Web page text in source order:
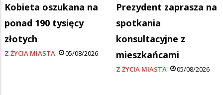
Kobieta oszukana na
ponad 190 tysięcy
złotych
Z ŻYCIA MIASTA 05/08/2026
Prezydent zaprasza na
spotkania
konsultacyjne z
mieszkańcami
Z ŻYCIA MIASTA 05/08/2026